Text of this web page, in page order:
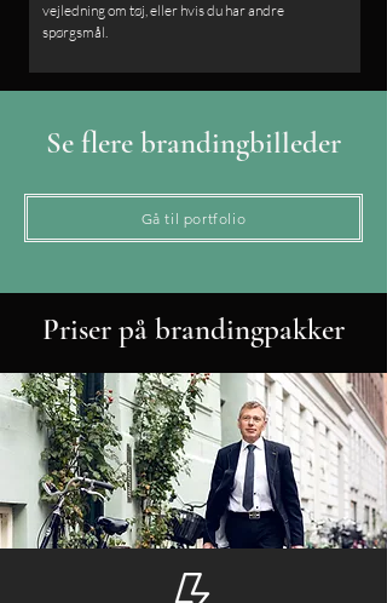
vejledning om tøj, eller hvis du har andre
spørgsmål.
Se flere brandingbilleder
Gå til portfolio
Priser på brandingpakker